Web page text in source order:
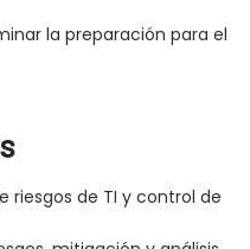
la preparación para el
riesgos de TI y control de